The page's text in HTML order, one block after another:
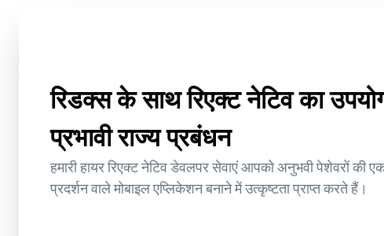
रिडक्स के साथ रिएक्ट नेटिव का
प्रभावी राज्य प्रबंधन
हमारी हायर रिएक्ट नेटिव डेवलपर सेवाएं आपको अनुभवी पेशेवरों की एक
प्रदर्शन वाले मोबाइल एप्लिकेशन बनाने में उत्कृष्टता प्राप्त करते हैं।